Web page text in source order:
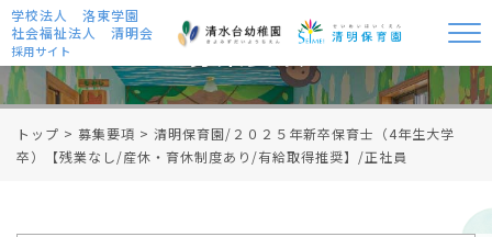
学校法人 洛東学園
社会福祉法人 清明会
採用サイト 募集要項
トップ > 募集要項 > 清明保育園/２０２５年新卒保育士（4年生大学
卒）【残業なし/産休・育休制度あり/有給取得推奨】/正社員